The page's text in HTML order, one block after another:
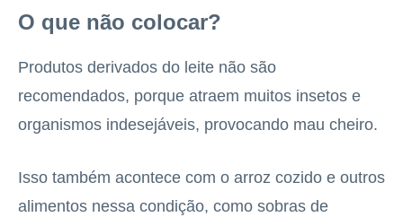
O que não colocar?
Produtos derivados do leite não são
recomendados, porque atraem muitos insetos e
organismos indesejáveis, provocando mau cheiro.
Isso também acontece com o arroz cozido e outros
alimentos nessa condição, como sobras de